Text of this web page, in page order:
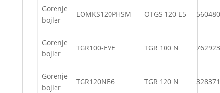
Gorenje
bojler
EOMKS120PHSM OTGS 120 E5 560480
Gorenje
bojler
TGR100-EVE TGR 100 N 762923
Gorenje
bojler
TGR120NB6 TGR 120 N 328371